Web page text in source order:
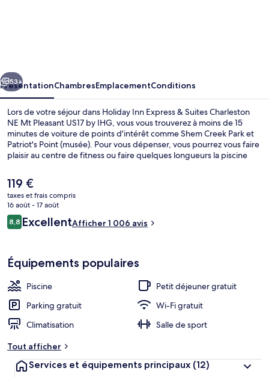
Suites
Charleston
NE
Mt
Pleasant
by
IHG
Suivant
53+
PrésentationChambresEmplacementConditions
Lors de votre séjour dans Holiday Inn Express & Suites Charleston
NE Mt Pleasant US17 by IHG, vous vous trouverez à moins de 15
minutes de voiture de points d'intérêt comme Shem Creek Park et
Patriot's Point (musée). Pour vous dépenser, vous pourrez vous faire
plaisir au centre de fitness ou faire quelques longueurs la piscine
ne vous faudra qu'une dizaine de minutes pour rejoindre des sites
comme USS Yorktown (porte-avions) et Isle of Palms Beach.Les
autres voyageurs ne tarissent pas d'éloges en ce qui concerne le
personnel attentionné et l'emplacement.
Le
prix
actuel
est
de
119 €
taxes et frais compris
16 août - 17 août
Avis
voyageurs
8,88,8 sur 10
ExcellentAfficher 1 006 avis
Équipements populaires
Piscine
Petit déjeuner gratuit
Parking gratuit
Wi-Fi gratuit
Climatisation
Salle de sport
Tout afficher
Services et équipements principaux (12)